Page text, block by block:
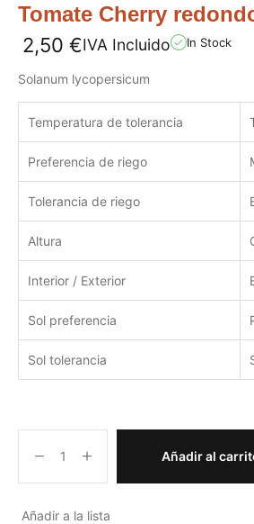
Tomate Cherry
2,50 €IVA Incluido In Stock
Solanum lycopersicum
Temperatura de tolerancia
Preferencia de riego
Tolerancia de riego
Altura
Interior / Exterior
Sol preferencia
Sol tolerancia
Añadir al
Añadir a la lista